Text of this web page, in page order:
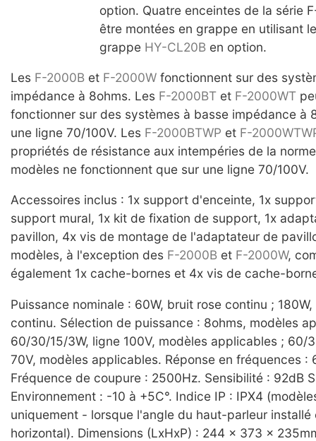
option. Quatre enceintes de la série
être montées en grappe en utilisant
grappe HY-CL20Ben option.
Les F-2000B et F-2000W fonctionnent sur des
impédance à 8ohms. Les F-2000BT et F-2000WT
fonctionner sur des systèmes à basse impédance à
une ligne 70/100V. Les F-2000BTWP et F-
propriétés de résistance aux intempéries de la
modèles ne fonctionnent que sur une ligne 70/100V.
Accessoires inclus : 1x support d'enceinte, 1x
support mural, 1x kit de fixation de support, 1x
pavillon, 4x vis de montage de l'adaptateur de
modèles, à l'exception des F-2000B et F-2000W,
également 1x cache-bornes et 4x vis de cache-
Puissance nominale : 60W, bruit rose continu ;
continu. Sélection de puissance : 8ohms, modèles
60/30/15/3W, ligne 100V, modèles applicables ; 60/
70V, modèles applicables. Réponse en fréquences :
Fréquence de coupure : 2500Hz. Sensibilité : 92dB
Environnement : -10 à +5C°. Indice IP : IPX4
uniquement - lorsque l'angle du haut-parleur
horizontal). Dimensions (LxHxP) : 244 x 373 x